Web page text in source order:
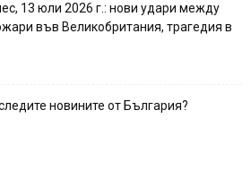
13 юли 2026 г.: нови удари между
във Великобритания, трагедия в
новините от България?